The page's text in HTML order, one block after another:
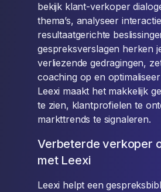
bekijk klant-verkoper
thema’s, analyseer
resultaatgerichte
gespreksverslagen herken
verliezende gedragingen,
coaching op en
Leexi maakt het makkelijk
te zien, klantprofielen te
markttrends te signaleren.
Verbeterde verkoper
met Leexi
Leexi helpt een